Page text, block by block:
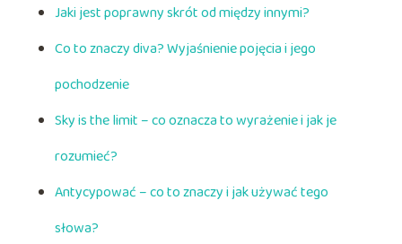
Jaki jest poprawny skrót od między innymi?
Co to znaczy diva? Wyjaśnienie pojęcia i jego
pochodzenie
Sky is the limit – co oznacza to wyrażenie i jak je
rozumieć?
Antycypować – co to znaczy i jak używać tego
słowa?